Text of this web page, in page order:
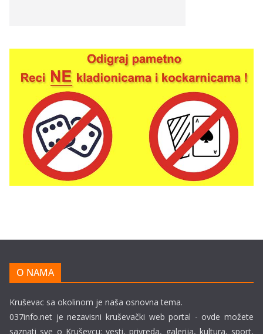
O NAMA
Kruševac sa okolinom je naša osnovna tema.
037info.net je nezavisni kruševački web portal - ovde možete
saznati sve o Kruševcu: vesti, privreda, galerija, kultura, sport,